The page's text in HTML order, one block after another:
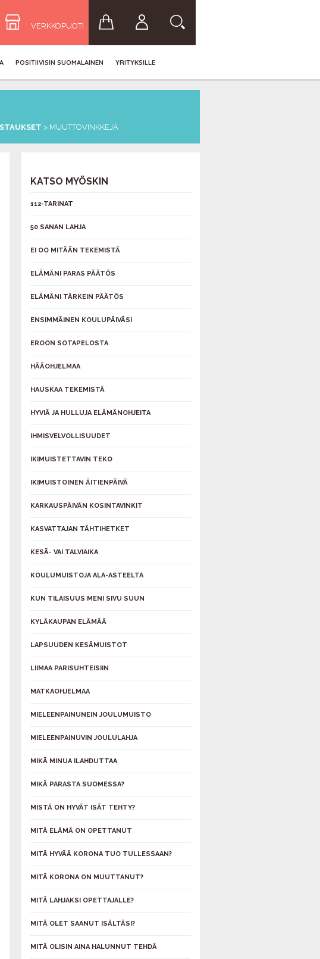
VERKKOPUOTI
POSITIIVISIN SUOMALAINEN YRITYKSILLE
> MUUTTOVINKKEJÄ
KATSO MYÖSKIN
112-TARINAT
50 SANAN LAHJA
EI OO MITÄÄN TEKEMISTÄ
ELÄMÄNI PARAS PÄÄTÖS
ELÄMÄNI TÄRKEIN PÄÄTÖS
ENSIMMÄINEN KOULUPÄIVÄSI
EROON SOTAPELOSTA
HÄÄOHJELMAA
HAUSKAA TEKEMISTÄ
HYVIÄ JA HULLUJA ELÄMÄNOHJEITA
IHMISVELVOLLISUUDET
IKIMUISTETTAVIN TEKO
IKIMUISTOINEN ÄITIENPÄIVÄ
KARKAUSPÄIVÄN KOSINTAVINKIT
KASVATTAJAN TÄHTIHETKET
KESÄ- VAI TALVIAIKA
KOULUMUISTOJA ALA-ASTEELTA
KUN TILAISUUS MENI SIVU SUUN
KYLÄKAUPAN ELÄMÄÄ
LAPSUUDEN KESÄMUISTOT
LIIMAA PARISUHTEISIIN
MATKAOHJELMAA
MIELEENPAINUNEIN JOULUMUISTO
MIELEENPAINUVIN JOULULAHJA
MIKÄ MINUA ILAHDUTTAA
MIKÄ PARASTA SUOMESSA?
MISTÄ ON HYVÄT ISÄT TEHTY?
MITÄ ELÄMÄ ON OPETTANUT
MITÄ HYVÄÄ KORONA TUO TULLESSAAN?
MITÄ KORONA ON MUUTTANUT?
MITÄ LAHJAKSI OPETTAJALLE?
MITÄ OLET SAANUT ISÄLTÄSI?
MITÄ OLISIN AINA HALUNNUT TEHDÄ